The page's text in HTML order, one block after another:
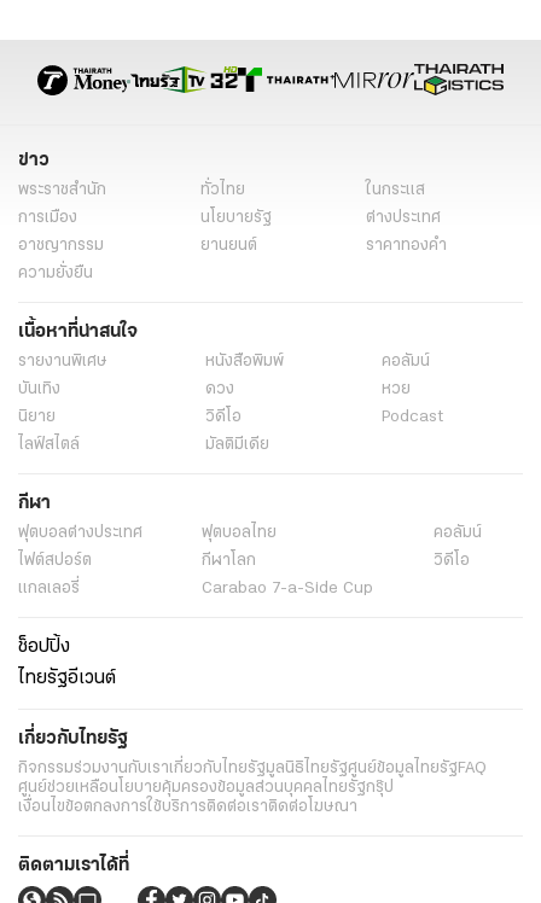
ข่าว
พระราชสำนัก ทั่วไทย
ในกระแส
การเมือง
นโยบายรัฐ
ต่างประเทศ
อาชญากรรม
ยานยนต์
ราคาทองคำ
ความยั่งยืน
เนื้อหาที่น่าสนใจ
รายงานพิเศษ หนังสือพิมพ์
คอลัมน์
บันเทิง
ดวง
หวย
นิยาย
วิดีโอ
Podcast
ไลฟ์สไตล์
มัลติมีเดีย
กีฬา
ฟุตบอลต่่างประเทศ ฟุตบอลไทย
คอลัมน์
ไฟต์สปอร์ต
กีฬาโลก
วิดีโอ
แกลเลอรี่
Carabao 7-a-Side Cup
ช็อปปิ้ง
ไทยรัฐอีเวนต์
เกี่ยวกับไทยรัฐ
กิจกรรมร่วมงานกับเราเกี่ยวกับไทยรัฐมูลนิธิไทยรัฐศูนย์ข้อมูลไทยรัฐFAQ
ศูนย์ช่วยเหลือนโยบายคุ้มครองข้อมูลส่วนบุคคลไทยรัฐกรุ๊ป
เงื่อนไขข้อตกลงการใช้บริการติดต่อเราติดต่อโฆษณา
ติดตามเราได้ที่